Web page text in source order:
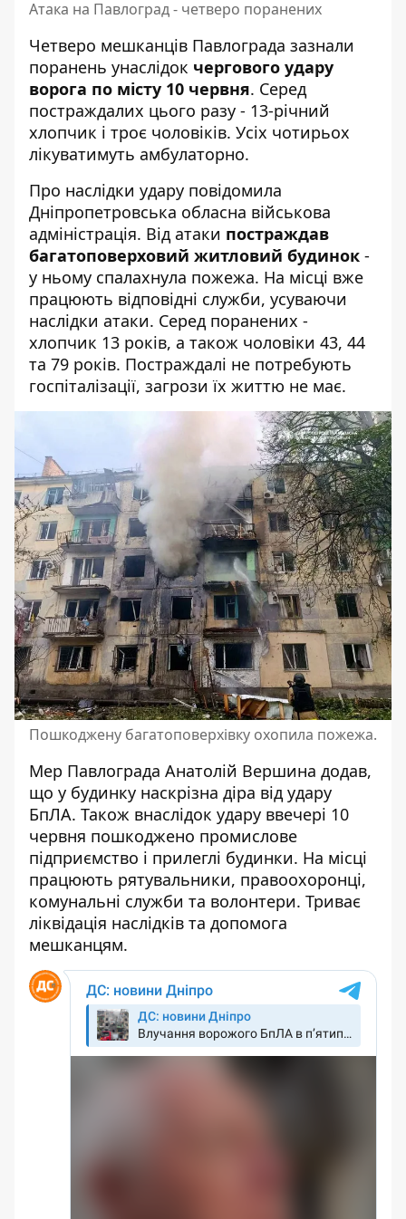
Атака на Павлоград - четверо поранених
Четверо мешканців Павлограда зазнали
поранень унаслідок чергового удару
ворога по місту 10 червня. Серед
постраждалих цього разу - 13-річний
хлопчик і троє чоловіків. Усіх чотирьох
лікуватимуть амбулаторно.
Про наслідки удару повідомила
Дніпропетровська обласна військова
адміністрація. Від атаки постраждав
багатоповерховий житловий будинок -
у ньому спалахнула пожежа. На місці вже
працюють відповідні служби, усуваючи
наслідки атаки. Серед поранених -
хлопчик 13 років, а також чоловіки 43, 44
та 79 років. Постраждалі не потребують
госпіталізації, загрози їх життю не має.
Пошкоджену багатоповерхівку охопила пожежа.
Мер Павлограда Анатолій Вершина додав,
що у будинку наскрізна діра від удару
БпЛА. Також внаслідок удару ввечері 10
червня пошкоджено промислове
підприємство і прилеглі будинки. На місці
працюють рятувальники, правоохоронці,
комунальні служби та волонтери. Триває
ліквідація наслідків та допомога
мешканцям.